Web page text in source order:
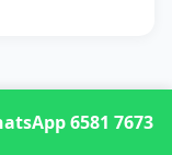
6581 7673